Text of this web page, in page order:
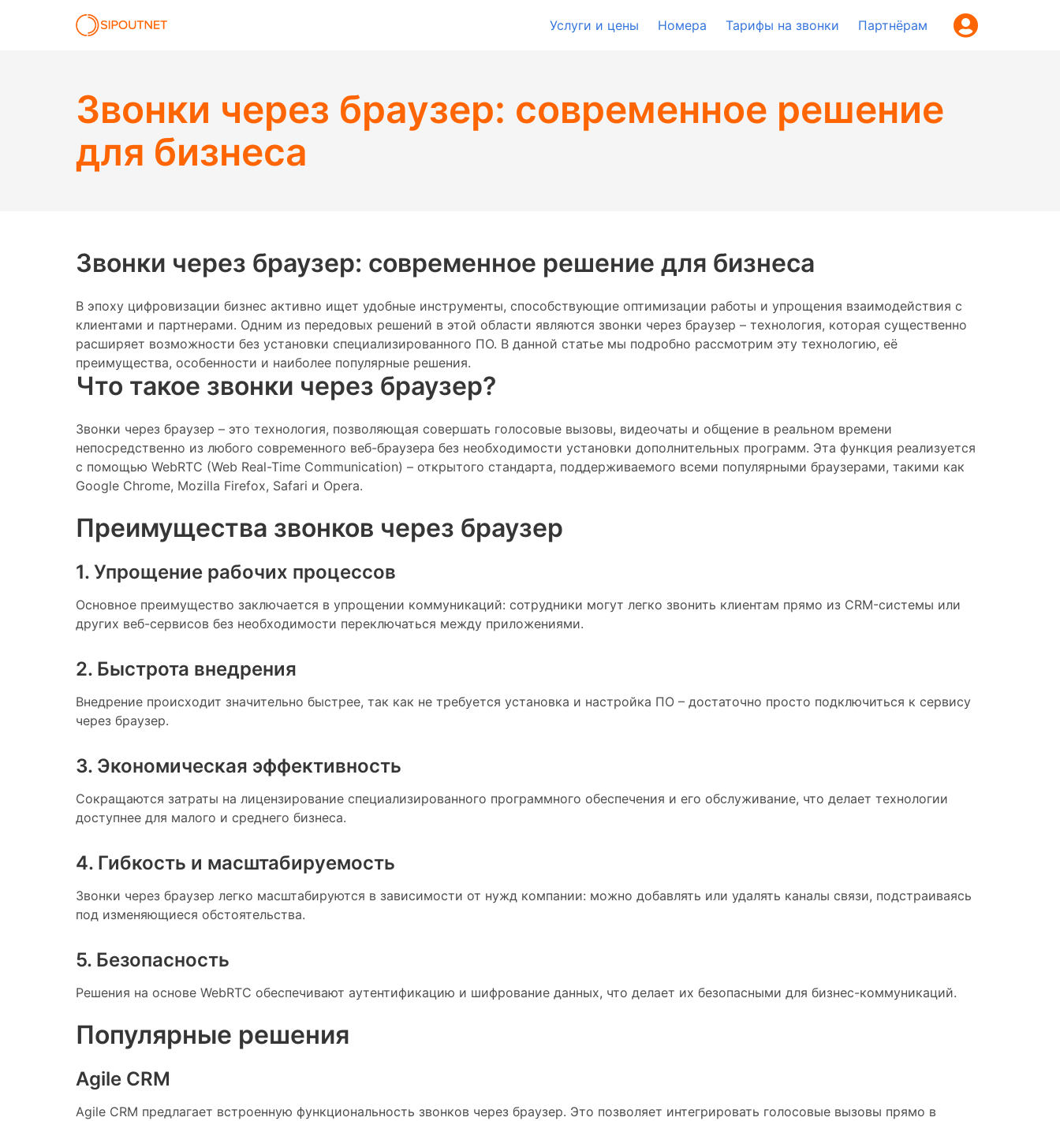
Услуги и цены Номера Тарифы на звонки Партнёрам
Звонки через браузер: современное решение
для бизнеса
Звонки через браузер: современное решение для бизнеса
В эпоху цифровизации бизнес активно ищет удобные инструменты, способствующие оптимизации работы и упрощения взаимодействия с
клиентами и партнерами. Одним из передовых решений в этой области являются звонки через браузер – технология, которая существенно
расширяет возможности без установки специализированного ПО. В данной статье мы подробно рассмотрим эту технологию, её
преимущества, особенности и наиболее популярные решения.
Что такое звонки через браузер?
Звонки через браузер – это технология, позволяющая совершать голосовые вызовы, видеочаты и общение в реальном времени
непосредственно из любого современного веб-браузера без необходимости установки дополнительных программ. Эта функция реализуется
с помощью WebRTC (Web Real-Time Communication) – открытого стандарта, поддерживаемого всеми популярными браузерами, такими как
Google Chrome, Mozilla Firefox, Safari и Opera.
Преимущества звонков через браузер
1. Упрощение рабочих процессов
Основное преимущество заключается в упрощении коммуникаций: сотрудники могут легко звонить клиентам прямо из CRM-системы или
других веб-сервисов без необходимости переключаться между приложениями.
2. Быстрота внедрения
Внедрение происходит значительно быстрее, так как не требуется установка и настройка ПО – достаточно просто подключиться к сервису
через браузер.
3. Экономическая эффективность
Сокращаются затраты на лицензирование специализированного программного обеспечения и его обслуживание, что делает технологии
доступнее для малого и среднего бизнеса.
4. Гибкость и масштабируемость
Звонки через браузер легко масштабируются в зависимости от нужд компании: можно добавлять или удалять каналы связи, подстраиваясь
под изменяющиеся обстоятельства.
5. Безопасность
Решения на основе WebRTC обеспечивают аутентификацию и шифрование данных, что делает их безопасными для бизнес-коммуникаций.
Популярные решения
Agile CRM
Agile CRM предлагает встроенную функциональность звонков через браузер. Это позволяет интегрировать голосовые вызовы прямо в